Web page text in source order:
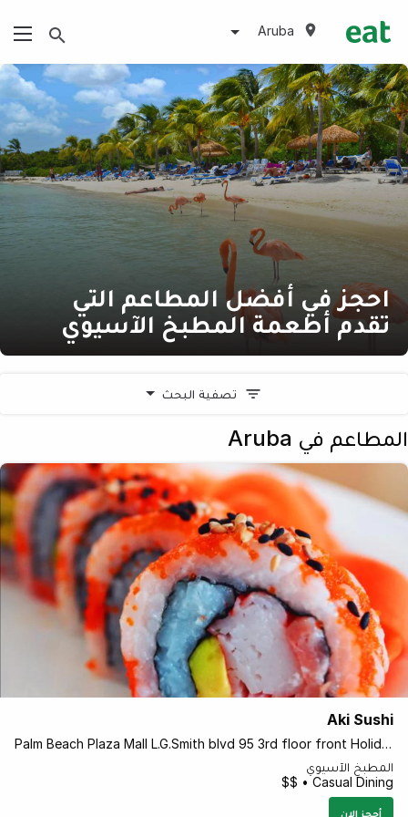
Aruba
احجز في أفضل المطاعم التي
تقدم أطعمة المطبخ الآسيوي
تصفية البحث
المطاعم في Aruba
Aki Sushi
Palm Beach Plaza Mall L.G.Smith blvd 95 3rd floor front Holiday inn hotel, Oranjestad Aruba Aruba
المطبخ الآسيوي
Casual Dining • $$
أحجز الان